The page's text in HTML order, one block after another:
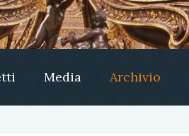
Media Archivio